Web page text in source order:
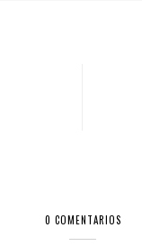
0 COMENTARIOS